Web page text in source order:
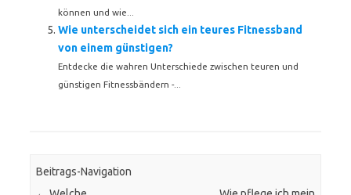
können und wie...
Wie unterscheidet sich ein teures Fitnessband
von einem günstigen?
Entdecke die wahren Unterschiede zwischen teuren und
günstigen Fitnessbändern -...
Beitrags-Navigation